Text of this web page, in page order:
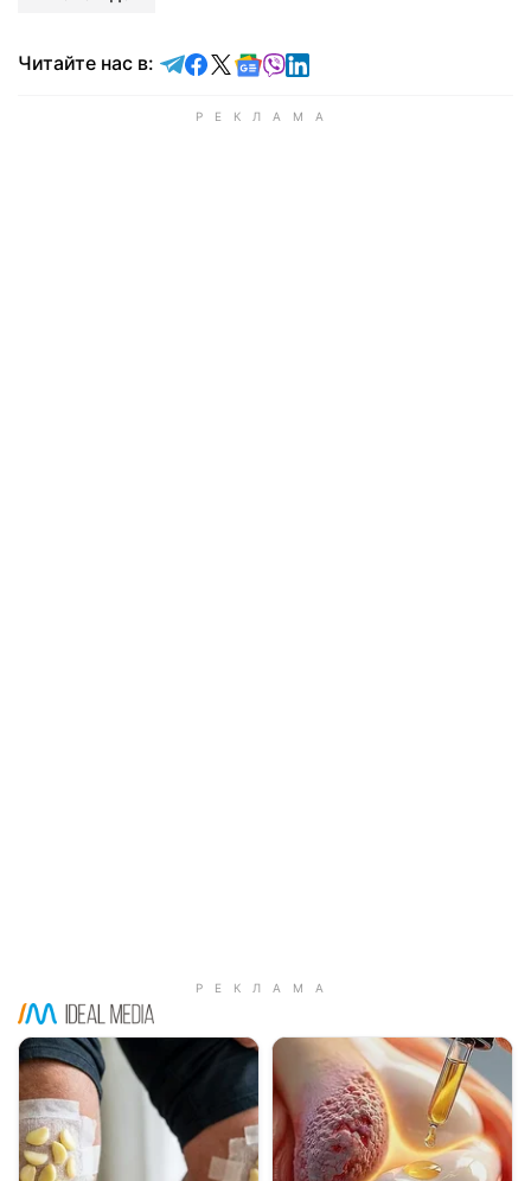
Читайте нас в: Читайте в Telegram
Читайте в Facebook
Читайте в X
Читайте в Google news
Читайте в Viber
Читайте в LinkedIn